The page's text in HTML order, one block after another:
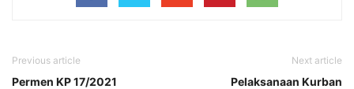
Previous article
Permen KP 17/2021
Next article
Pelaksanaan Kurban